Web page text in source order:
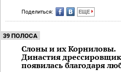
Поделиться: ЕЩЕ
39 ПОЛОСА
Слоны и их Корниловы.
Династия
появилась благодаря